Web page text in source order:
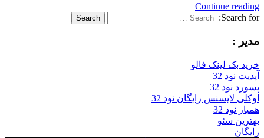
Continue reading
Search for:
Search
مدیر :
خرید بک لینک فالو
آپدیت نود 32
پسورد نود 32
اوکلی لایسنس رایگان نود 32
همیار نود 32
بهترین سئو
رایگان